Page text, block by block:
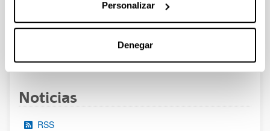
Personalizar
Denegar
15/06/2026. Publicado el listado definitivo de solicitudes
4
Noticias
RSS